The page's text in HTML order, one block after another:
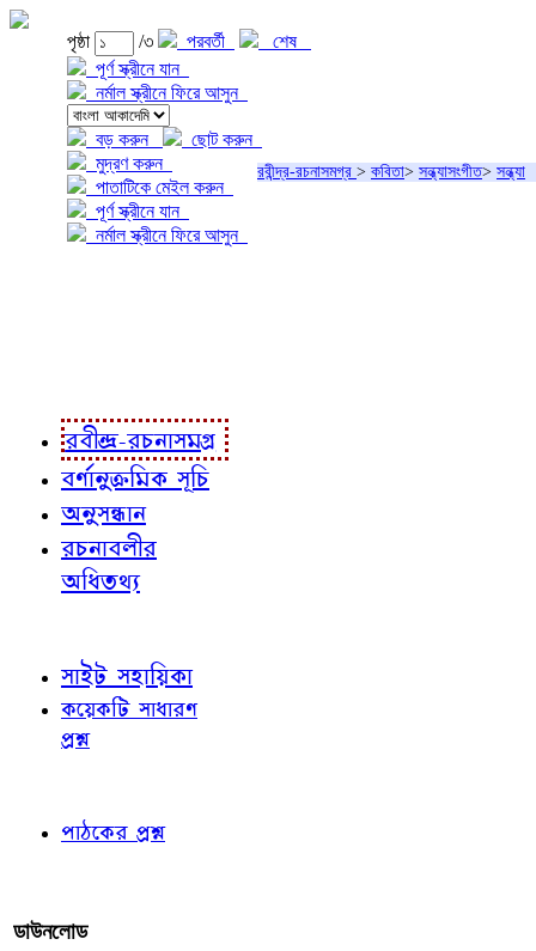
পৃষ্ঠা /৩ পরবর্তী
শেষ
পূর্ণ স্ক্রীনে যান
নর্মাল স্ক্রীনে ফিরে আসুন
বড় করুন
ছোট করুন
মুদ্রণ করুন
পাতাটিকে মেইল করুন
পূর্ণ স্ক্রীনে যান
নর্মাল স্ক্রীনে ফিরে আসুন
রবীন্দ্র-রচনাসমগ্র > কবিতা> সন্ধ্যাসংগীত> সন্ধ্যা
রবীন্দ্র-রচনাসমগ্র
বর্ণানুক্রমিক সূচি
অনুসন্ধান
রচনাবলীর
অধিতথ্য
সাইট সহায়িকা
কয়েকটি সাধারণ
প্রশ্ন
পাঠকের প্রশ্ন
ডাউনলোড